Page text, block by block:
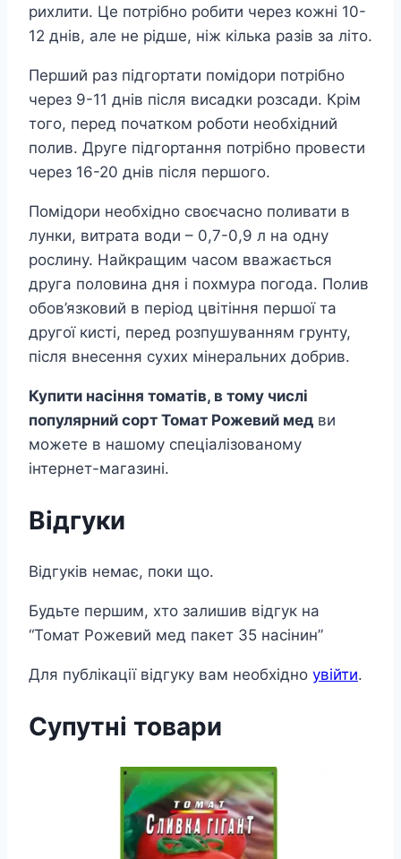
рихлити. Це потрібно робити через кожні 10-
12 днів, але не рідше, ніж кілька разів за літо.
Перший раз підгортати помідори потрібно
через 9-11 днів після висадки розсади. Крім
того, перед початком роботи необхідний
полив. Друге підгортання потрібно провести
через 16-20 днів після першого.
Помідори необхідно своєчасно поливати в
лунки, витрата води – 0,7-0,9 л на одну
рослину. Найкращим часом вважається
друга половина дня і похмура погода. Полив
обов’язковий в період цвітіння першої та
другої кисті, перед розпушуванням грунту,
після внесення сухих мінеральних добрив.
Купити насіння томатів, в тому числі
популярний сорт Томат Рожевий мед ви
можете в нашому спеціалізованому
інтернет-магазині.
Відгуки
Відгуків немає, поки що.
Будьте першим, хто залишив відгук на
“Томат Рожевий мед пакет 35 насінин”
Для публікації відгуку вам необхідно увійти.
Супутні товари